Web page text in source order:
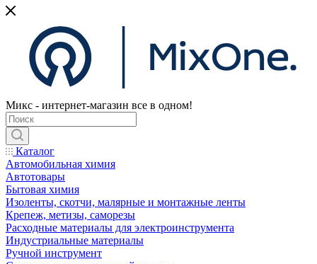
Микс - интернет-магазин все в одном!
Каталог
Автомобильная химия
Автотовары
Бытовая химия
Изоленты, скотчи, малярные и монтажные ленты
Крепеж, метизы, саморезы
Расходные материалы для электроинструмента
Индустриальные материалы
Ручной инструмент